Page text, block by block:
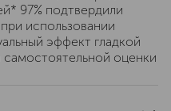
97% подтвердили
использовании
эффект гладкой
оценки